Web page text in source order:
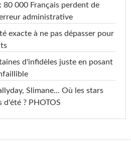
80 000 Français perdent de
administrative
exacte à ne pas dépasser pour
d'infidèles juste en posant
Slimane... Où les stars
d'été ? PHOTOS